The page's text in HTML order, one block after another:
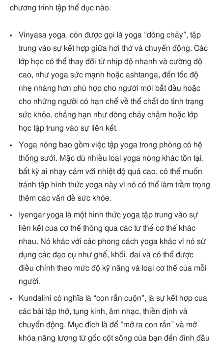
chương trình tập thể dục nào.
Vinyasa yoga, còn được gọi là yoga “dòng chảy”, tập
trung vào sự kết hợp giữa hơi thở và chuyển động. Các
lớp học có thể thay đổi từ nhịp độ nhanh và cường độ
cao, như yoga sức mạnh hoặc ashtanga, đến tốc độ
nhẹ nhàng hơn phù hợp cho người mới bắt đầu hoặc
cho những người có hạn chế về thể chất do tình trạng
sức khỏe, chẳng hạn như dòng chảy chậm hoặc lớp
học tập trung vào sự liên kết.
Yoga nóng bao gồm việc tập yoga trong phòng có hệ
thống sưởi. Mặc dù nhiều loại yoga nóng khác tồn tại,
bất kỳ ai nhạy cảm với nhiệt độ quá cao, có thể muốn
tránh tập hình thức yoga này vì nó có thể làm trầm trọng
thêm các vấn đề sức khỏe.
Iyengar yoga là một hình thức yoga tập trung vào sự
liên kết của cơ thể thông qua các tư thế cơ thể khác
nhau. Nó khác với các phong cách yoga khác vì nó sử
dụng các đạo cụ như ghế, khối, đai và có thể được
điều chỉnh theo mức độ kỹ năng và loại cơ thể của mỗi
người.
Kundalini có nghĩa là “con rắn cuộn”, là sự kết hợp của
các bài tập thở, tụng kinh, âm nhạc, thiền định và
chuyển động. Mục đích là để “mở ra con rắn” và mở
khóa năng lượng từ gốc cột sống của bạn đến đỉnh đầu